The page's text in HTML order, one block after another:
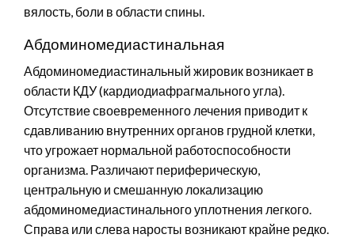
вялость, боли в области спины.
Абдоминомедиастинальная
Абдоминомедиастинальный жировик возникает в
области КДУ (кардиодиафрагмального угла).
Отсутствие своевременного лечения приводит к
сдавливанию внутренних органов грудной клетки,
что угрожает нормальной работоспособности
организма. Различают периферическую,
центральную и смешанную локализацию
абдоминомедиастинального уплотнения легкого.
Справа или слева наросты возникают крайне редко.